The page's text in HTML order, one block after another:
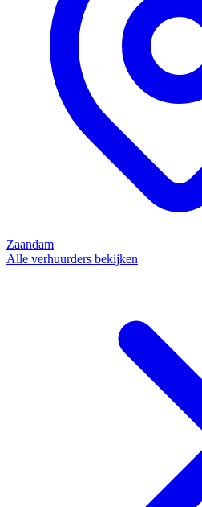
Zaandam
Alle verhuurders bekijken